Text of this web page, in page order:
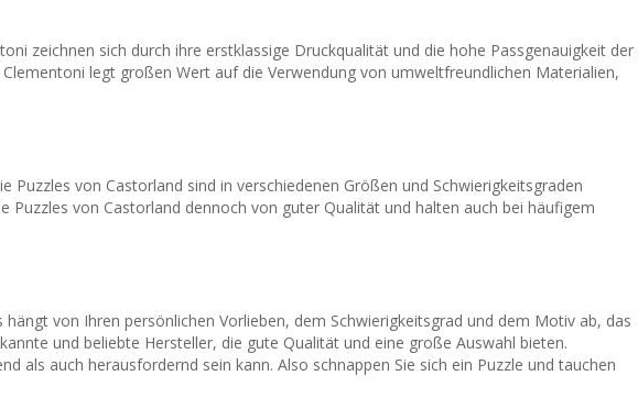
zeichnen sich durch ihre erstklassige Druckqualität und die hohe Passgenauigkeit der
legt großen Wert auf die Verwendung von umweltfreundlichen Materialien,
von Castorland sind in verschiedenen Größen und Schwierigkeitsgraden
Puzzles von Castorland dennoch von guter Qualität und halten auch bei häufigem
von Ihren persönlichen Vorlieben, dem Schwierigkeitsgrad und dem Motiv ab, das
und beliebte Hersteller, die gute Qualität und eine große Auswahl bieten.
als auch herausfordernd sein kann. Also schnappen Sie sich ein Puzzle und tauchen